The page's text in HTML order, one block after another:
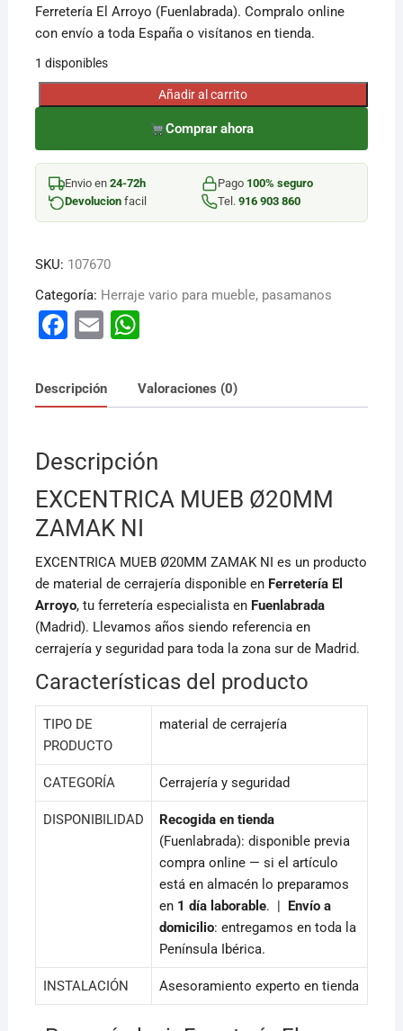
Ferretería El Arroyo (Fuenlabrada). Compralo online
con envío a toda España o visítanos en tienda.
1 disponibles
EXCENTRICA
Ø20MM
ZAMAK
cantidad
Añadir al carrito
Comprar ahora
Envio en 24-72h Pago 100% seguro
Devolucionfacil Tel. 916 903 860
SKU: 107670
Categoría: Herraje vario para mueble, pasamanos
F
c
e
o
o
k
E
ai
l
W
at
s
p
p
Descripción Valoraciones (0)
Descripción
EXCENTRICA MUEB Ø20MM
ZAMAK NI
EXCENTRICA MUEB Ø20MM ZAMAK NI es un producto
de material de cerrajería disponible en Ferretería El
Arroyo, tu ferretería especialista en Fuenlabrada
(Madrid). Llevamos años siendo referencia en
cerrajería y seguridad para toda la zona sur de Madrid.
Características del producto
TIPO DE
PRODUCTO
material de cerrajería
CATEGORÍA Cerrajería y seguridad
DISPONIBILIDAD
Recogida en tienda
(Fuenlabrada): disponible previa
compra online — si el artículo
está en almacén lo preparamos
en 1 día laborable. |
Envío a
domicilio: entregamos en toda la
Península Ibérica.
INSTALACIÓN Asesoramiento experto en tienda